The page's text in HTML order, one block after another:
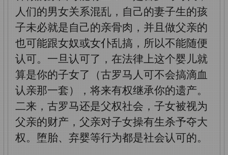
人们的男女关系混乱，自己的妻子生的孩
子未必就是自己的亲骨肉，并且做父亲的
也可能跟女奴或女仆乱搞，所以不能随便
认可。一旦认可了，在法律上这个婴儿就
算是你的子女了（古罗马人可不会搞滴血
认亲那一套），将来有权继承你的遗产。
二来，古罗马还是父权社会，子女被视为
父亲的财产，父亲对子女操有生杀予夺大
权。堕胎、弃婴等行为都是社会认可的。